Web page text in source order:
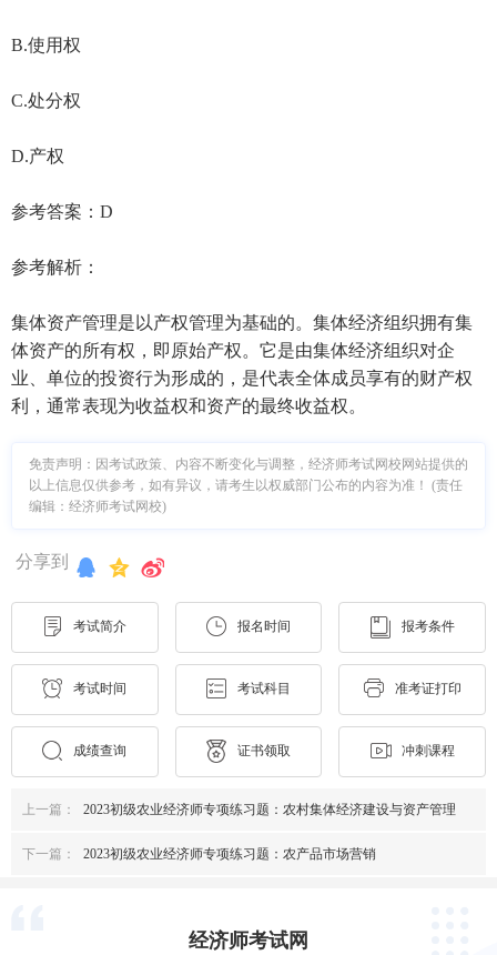
B.使用权
C.处分权
D.产权
参考答案：D
参考解析：
集体资产管理是以产权管理为基础的。集体经济组织拥有集
体资产的所有权，即原始产权。它是由集体经济组织对企
业、单位的投资行为形成的，是代表全体成员享有的财产权
利，通常表现为收益权和资产的最终收益权。
免责声明：因考试政策、内容不断变化与调整，经济师考试网校网站提供的
以上信息仅供参考，如有异议，请考生以权威部门公布的内容为准！ (责任
编辑：经济师考试网校)
分享到
考试简介 报名时间 报考条件
考试时间 考试科目 准考证打印
成绩查询 证书领取 冲刺课程
上一篇： 2023初级农业经济师专项练习题：农村集体经济建设与资产管理
下一篇： 2023初级农业经济师专项练习题：农产品市场营销
经济师考试网